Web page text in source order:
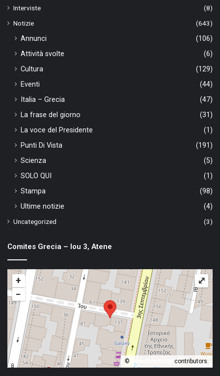
Interviste
(8)
Notizie
(643)
Annunci
(106)
Attività svolte
(6)
Cultura
(129)
Eventi
(44)
Italia – Grecia
(47)
La frase del giorno
(31)
La voce del Presidente
(1)
Punti Di Vista
(191)
Scienza
(5)
SOLO QUI
(1)
Stampa
(98)
Ultime notizie
(4)
Uncategorized
(3)
Comites Grecia – Iou 3, Atene
+
−
© OpenStreetMap contributors.
⤢